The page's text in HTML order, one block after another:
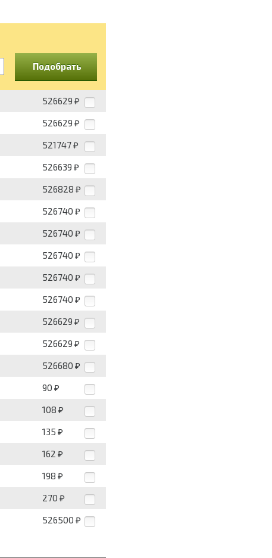
Подобрать
526629 ₽
526629 ₽
521747 ₽
526639 ₽
526828 ₽
526740 ₽
526740 ₽
526740 ₽
526740 ₽
526740 ₽
526629 ₽
526629 ₽
526680 ₽
90 ₽
108 ₽
135 ₽
162 ₽
198 ₽
270 ₽
526500 ₽